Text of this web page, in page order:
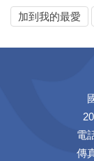
加到我的最愛
電
傳